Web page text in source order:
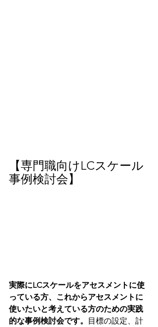
【専門職向けLCスケール
事例検討会】
実際にLCスケールをアセスメントに使
っている方、これからアセスメントに
使いたいと考えている方のための実践
的な事例検討会です。
目標の設定、計